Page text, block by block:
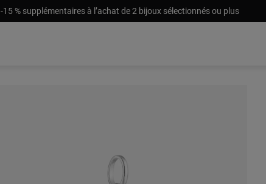
-15 % supplémentaires à l’achat de 2 bijoux sélectionnés ou plus